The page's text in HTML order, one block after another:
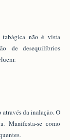
tabágica não é vista
de desequilíbrios
através da inalação. O
Manifesta-se como